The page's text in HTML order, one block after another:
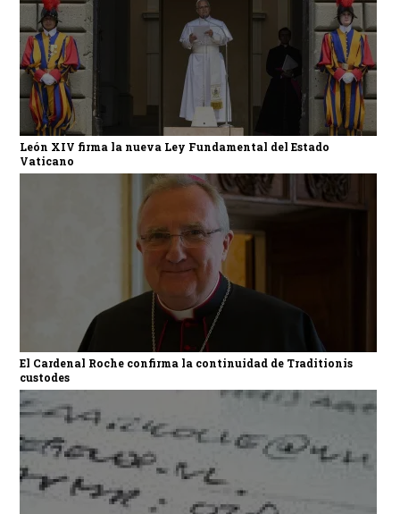
León XIV firma la nueva Ley Fundamental del Estado
Vaticano
El Cardenal Roche confirma la continuidad de Traditionis
custodes